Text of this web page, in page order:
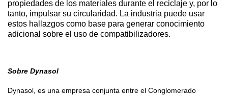
propiedades de los materiales durante el reciclaje y, por lo
tanto, impulsar su circularidad. La industria puede usar
estos hallazgos como base para generar conocimiento
adicional sobre el uso de compatibilizadores.
Sobre Dynasol
Dynasol, es una empresa conjunta entre el Conglomerado